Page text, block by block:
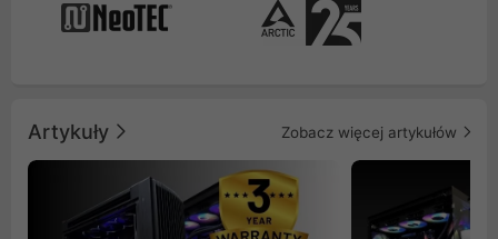
Artykuły Zobacz więcej artykułów